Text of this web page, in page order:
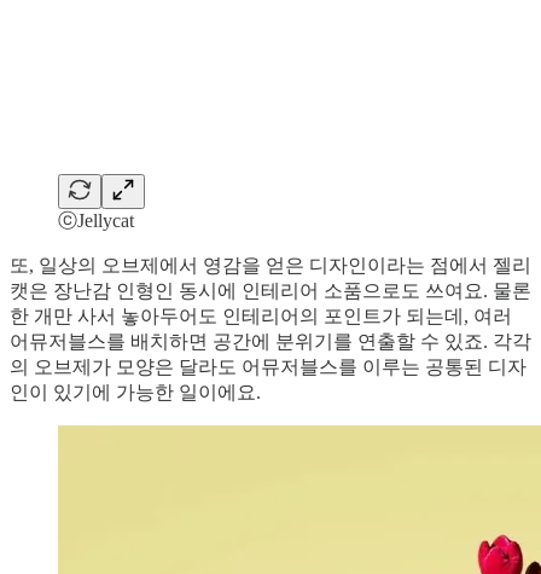
ⓒJellycat
또, 일상의 오브제에서 영감을 얻은 디자인이라는 점에서 젤리
캣은 장난감 인형인 동시에 인테리어 소품으로도 쓰여요. 물론
한 개만 사서 놓아두어도 인테리어의 포인트가 되는데, 여러
어뮤저블스를 배치하면 공간에 분위기를 연출할 수 있죠. 각각
의 오브제가 모양은 달라도 어뮤저블스를 이루는 공통된 디자
인이 있기에 가능한 일이에요.